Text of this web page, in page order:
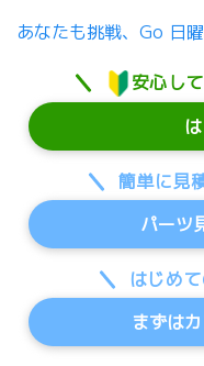
あなたも挑戦、Go 日
安心し
簡単に見
パーツ
はじめ
まずは